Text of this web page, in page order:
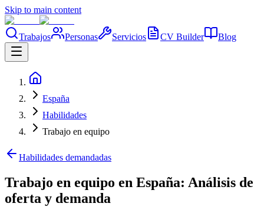
Skip to main content
Trabajos Personas Servicios CV Builder Blog
España
Habilidades
Trabajo en equipo
Habilidades demandadas
Trabajo en equipo en España: Análisis de
oferta y demanda